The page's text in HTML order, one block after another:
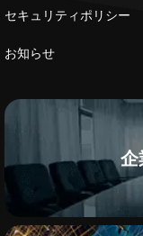
セキュリティポリシー
お知らせ
企